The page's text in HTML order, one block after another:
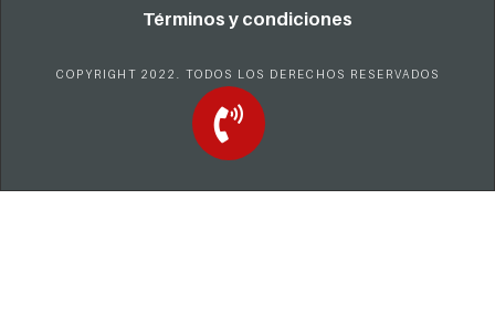
Términos y condiciones
COPYRIGHT 2022. TODOS LOS DERECHOS RESERVADOS